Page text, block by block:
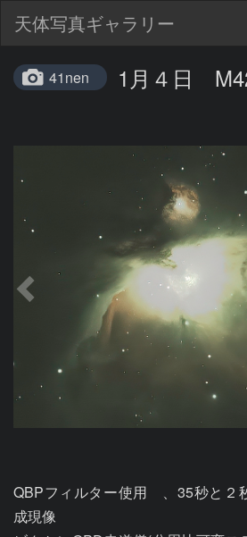
天体写真ギャラリー
41nen 1月４日
QBPフィルター使用　、35秒と２
成現像